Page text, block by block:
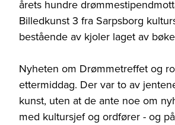
årets hundre
Billedkunst 3 fra Sarpsborg
bestående av kjoler laget av
Nyheten om Drømmetreffet og
ettermiddag. Der var to av
kunst, uten at de ante noe om
med kultursjef og ordfører - og